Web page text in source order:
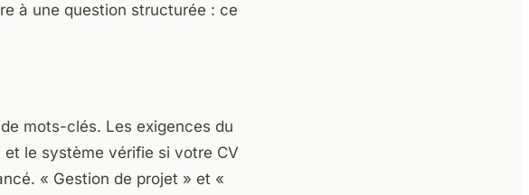
à une question structurée : ce
mots-clés. Les exigences du
le système vérifie si votre CV
« Gestion de projet » et «